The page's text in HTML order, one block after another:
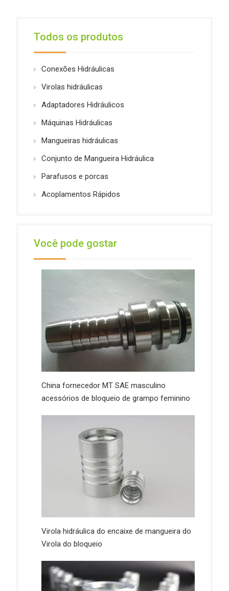
Todos os produtos
Conexões Hidráulicas
Virolas hidráulicas
Adaptadores Hidráulicos
Máquinas Hidráulicas
Mangueiras hidráulicas
Conjunto de Mangueira Hidráulica
Parafusos e porcas
Acoplamentos Rápidos
Você pode gostar
China fornecedor MT SAE masculino
acessórios de bloqueio de grampo feminino
Virola hidráulica do encaixe de mangueira do
Virola do bloqueio